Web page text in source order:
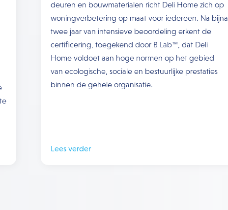
deuren en bouwmaterialen richt Deli Home zich op
woningverbetering op maat voor iedereen. Na bijna
twee jaar van intensieve beoordeling erkent de
certificering, toegekend door B Lab™, dat Deli
Home voldoet aan hoge normen op het gebied
van ecologische, sociale en bestuurlijke prestaties
binnen de gehele organisatie.
Lees verder